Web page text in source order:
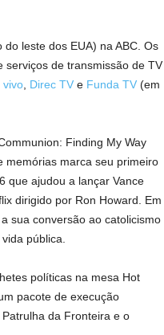
leste dos EUA) na ABC. Os
de transmissão de TV
vivo, Direc TVe Funda TV (em
Finding My Way
memórias marca seu primeiro
que ajudou a lançar Vance
dirigido por Ron Howard. Em
sua conversão ao catolicismo
pública.
políticas na mesa Hot
pacote de execução
da Fronteira e o